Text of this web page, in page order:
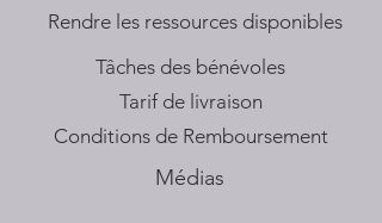
​Rendre les ressources disponibles
Tâches des bénévoles
Tarif de livraison
Conditions de Remboursement
Médias